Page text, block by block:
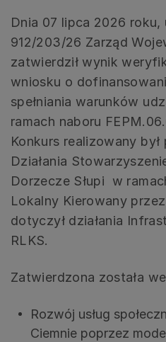
Dnia 07 lipca 2026 roku,
912/203/26 Zarząd
zatwierdził wynik
wniosku o
spełniania warunków
ramach naboru
Konkurs realizowany
Działania
Dorzecze Słupi w
Lokalny Kierowany
dotyczył działania
RLKS.
Zatwierdzona została
Rozwój usług
Ciemnie poprzez